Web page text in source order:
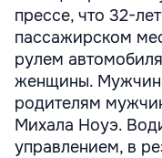
прессе, что 32-
пассажирском
рулем
женщины.
родителям
Михала Ноуэ.
управлением, в